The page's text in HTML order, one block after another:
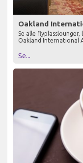
Oakland
Se alle
Oakland International
Se...